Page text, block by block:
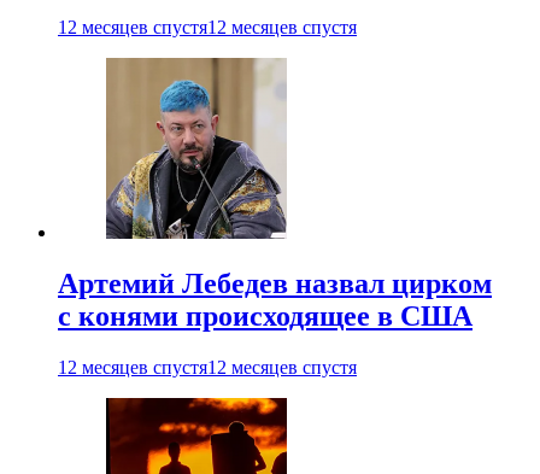
12 месяцев спустя12 месяцев спустя
Артемий Лебедев назвал цирком
с конями происходящее в США
12 месяцев спустя12 месяцев спустя